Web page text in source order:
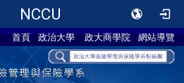
NCCU
首頁 政治大學 政大商學院 網站導覽